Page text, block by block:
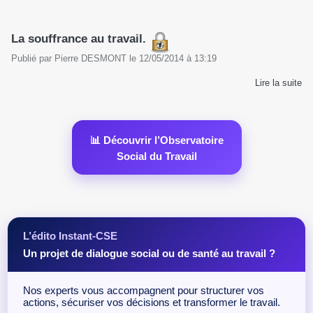
La souffrance au travail.
Publié par Pierre DESMONT le 12/05/2014 à 13:19
Lire la suite
📊 Découvrir l’Observatoire
Social du Travail
L’édito Instant-CSE
Un projet de dialogue social ou de santé au travail ?
Nos experts vous accompagnent pour structurer vos
actions, sécuriser vos décisions et transformer le travail.